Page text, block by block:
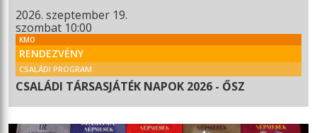
2026. szeptember 19.
szombat 10:00
KMO
RENDEZVÉNY
CSALÁDI PROGRAM
CSALÁDI TÁRSASJÁTÉK NAPOK 2026 - ŐSZ